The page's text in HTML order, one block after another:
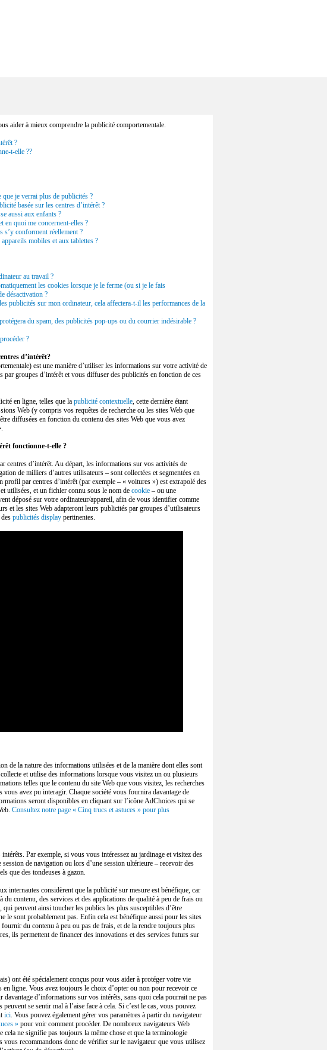
aider à mieux comprendre la publicité comportementale.
?
t-elle ??
que je verrai plus de publicités ?
basée sur les centres d’intérêt ?
aussi aux enfants ?
en quoi me concernent-elles ?
s’y conforment réellement ?
mobiles et aux tablettes ?
au travail ?
les cookies lorsque je le ferme (ou si je le fais
désactivation ?
publicités sur mon ordinateur, cela affectera-t-il les performances de la
du spam, des publicités pop-ups ou du courrier indésirable ?
?
d’intérêt?
est une manière d’utiliser les informations sur votre activité de
groupes d’intérêt et vous diffuser des publicités en fonction de ces
en ligne, telles que la publicité contextuelle, cette dernière étant
Web (y compris vos requêtes de recherche ou les sites Web que
diffusées en fonction du contenu des sites Web que vous avez
fonctionne-t-elle ?
centres d’intérêt. Au départ, les informations sur vos activités de
de milliers d’autres utilisateurs – sont collectées et segmentées en
par centres d’intérêt (par exemple – « voitures ») est extrapolé des
utilisées, et un fichier connu sous le nom de cookie – ou une
déposé sur votre ordinateur/appareil, afin de vous identifier comme
et les sites Web adapteront leurs publicités par groupes d’utilisateurs
publicités display pertinentes.
de la nature des informations utilisées et de la manière dont elles sont
et utilise des informations lorsque vous visitez un ou plusieurs
telles que le contenu du site Web que vous visitez, les recherches
avez pu interagir. Chaque société vous fournira davantage de
seront disponibles en cliquant sur l’icône AdChoices qui se
Consultez notre page « Cinq trucs et astuces » pour plus
Par exemple, si vous vous intéressez au jardinage et visitez des
de navigation ou lors d’une session ultérieure – recevoir des
que des tondeuses à gazon.
internautes considèrent que la publicité sur mesure est bénéfique, car
contenu, des services et des applications de qualité à peu de frais ou
peuvent ainsi toucher les publics les plus susceptibles d’être
le sont probablement pas. Enfin cela est bénéfique aussi pour les sites
du contenu à peu ou pas de frais, et de la rendre toujours plus
ils permettent de financer des innovations et des services futurs sur
ont été spécialement conçus pour vous aider à protéger votre vie
ligne. Vous avez toujours le choix d’opter ou non pour recevoir ce
d’informations sur vos intérêts, sans quoi cela pourrait ne pas
se sentir mal à l’aise face à cela. Si c’est le cas, vous pouvez
ici. Vous pouvez également gérer vos paramètres à partir du navigateur
» pour voir comment procéder. De nombreux navigateurs Web
ne signifie pas toujours la même chose et que la terminologie
vous recommandons donc de vérifier sur le navigateur que vous utilisez